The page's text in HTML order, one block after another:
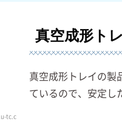
tc.c
真空成形ト
真空成形トレイの製
ているので、安定し